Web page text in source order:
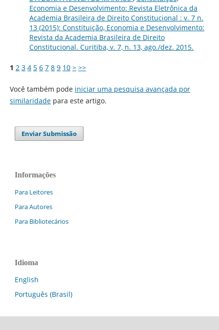
Economia e Desenvolvimento: Revista Eletrônica da
Academia Brasileira de Direito Constitucional : v. 7 n.
13 (2015): Constituição, Economia e Desenvolvimento:
Revista da Academia Brasileira de Direito
Constitucional. Curitiba, v. 7, n. 13, ago./dez. 2015.
1 2 3 4 5 6 7 8 9 10 > >>
Você também pode iniciar uma pesquisa avançada por
similaridadepara este artigo.
Enviar Submissão
Informações
Para Leitores
Para Autores
Para Bibliotecários
Idioma
English
Português (Brasil)